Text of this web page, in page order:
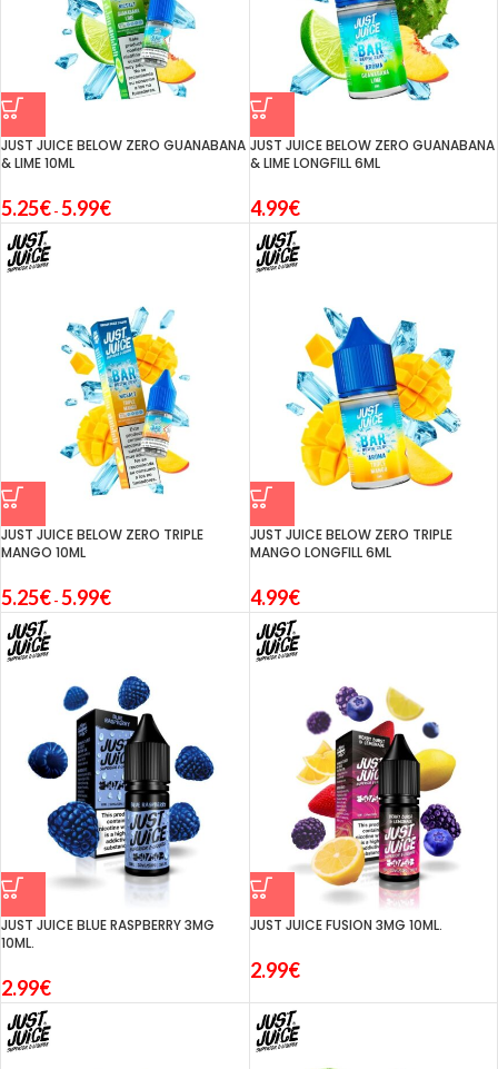
JUST JUICE BELOW ZERO GUANABANA
& LIME 10ML
5.25€ - 5.99€
JUST JUICE BELOW ZERO GUANABANA
& LIME LONGFILL 6ML
4.99€
JUST JUICE BELOW ZERO TRIPLE
MANGO 10ML
5.25€ - 5.99€
JUST JUICE BELOW ZERO TRIPLE
MANGO LONGFILL 6ML
4.99€
JUST JUICE BLUE RASPBERRY 3MG
10ML.
2.99€
JUST JUICE FUSION 3MG 10ML.
2.99€